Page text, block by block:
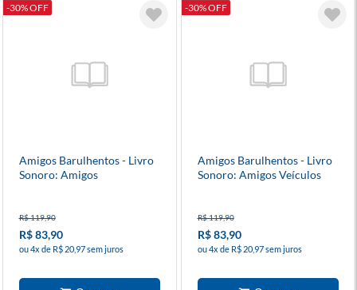
-30% OFF
Amigos Barulhentos - Livro
Sonoro: Amigos
R$ 119,90
R$ 83,90
ou 4x de R$ 20,97 sem juros
-30% OFF
Amigos Barulhentos - Livro
Sonoro: Amigos Veículos
R$ 119,90
R$ 83,90
ou 4x de R$ 20,97 sem juros